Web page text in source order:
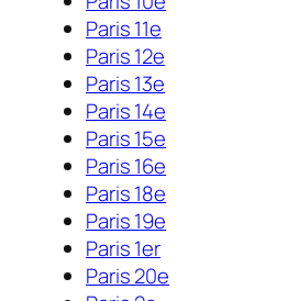
Paris 11e
Paris 12e
Paris 13e
Paris 14e
Paris 15e
Paris 16e
Paris 18e
Paris 19e
Paris 1er
Paris 20e